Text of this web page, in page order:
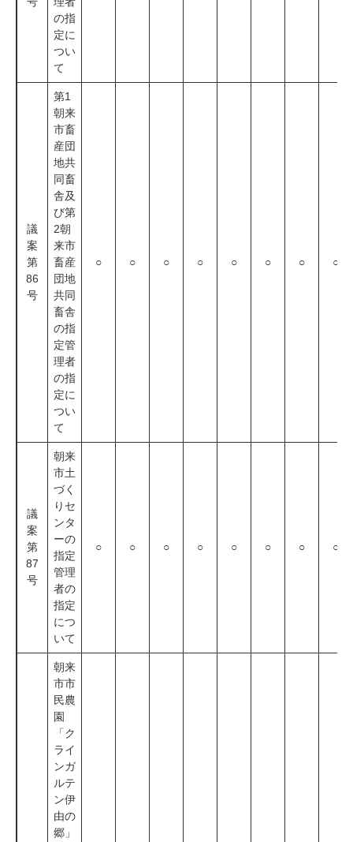
の指
定に
つい
て
議
案
第
86
号
第1
朝来
市畜
産団
地共
同畜
舎及
び第
2朝
来市
畜産
団地
共同
畜舎
の指
定管
理者
の指
定に
つい
て
○ ○ ○ ○ ○ ○ ○ ○
議
案
第
87
号
朝来
市土
づく
りセ
ンタ
ーの
指定
管理
者の
指定
につ
いて
○ ○ ○ ○ ○ ○ ○ ○
朝来
市市
民農
園
「ク
ライ
ンガ
ルテ
ン伊
由の
郷」